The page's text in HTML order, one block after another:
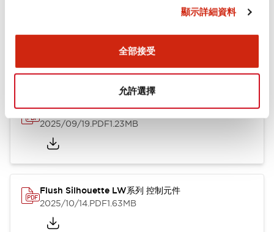
顯示詳細資料
全部接受
允許選擇
Flush Silhouette LW系列 控制元件 (英文版)
2025/09/19.PDF1.23MB
Flush Silhouette LW系列 控制元件
2025/10/14.PDF1.63MB